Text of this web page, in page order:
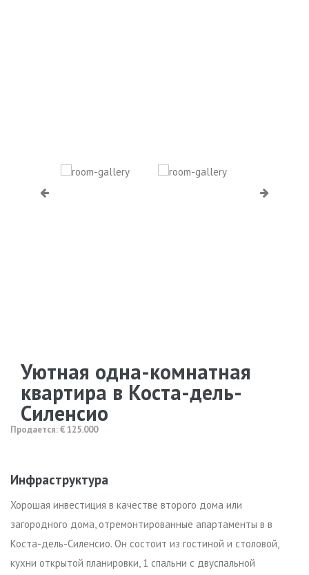
Уютная одна-комнатная
квартира в Коста-дель-
Силенсио
Продается: € 125.000
Инфраструктура
Хорошая инвестиция в качестве второго дома или
загородного дома, отремонтированные апартаменты в в
Коста-дель-Силенсио. Он состоит из гостиной и столовой,
кухни открытой планировки, 1 спальни с двуспальной